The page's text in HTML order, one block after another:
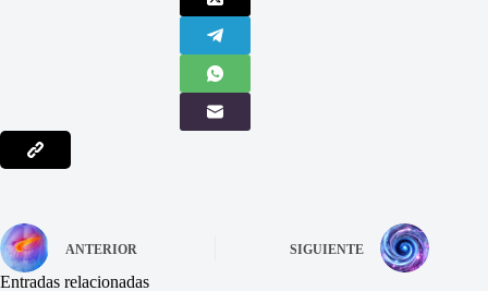
ANTERIOR SIGUIENTE
Entradas relacionadas